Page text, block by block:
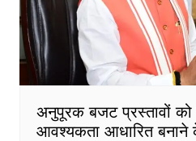
अनुपूरक बजट प्रस्तावों
आवश्यकता आधारित बनाने